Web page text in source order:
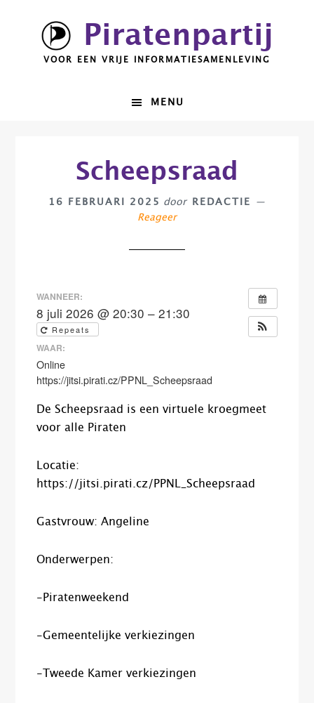
hoofdnavigatie
Piratenpartij
VOOR EEN VRIJE INFORMATIESAMENLEVING
MENU
Scheepsraad
16 FEBRUARI 2025 door
REDACTIE
Reageer
WANNEER:
8 juli 2026 @ 20:30 – 21:30
Repeats
WAAR:
Online
https://jitsi.pirati.cz/PPNL_Scheepsraad
De Scheepsraad is een virtuele kroegmeet
voor alle Piraten
Locatie:
https://jitsi.pirati.cz/PPNL_Scheepsraad
Gastvrouw: Angeline
Onderwerpen:
-Piratenweekend
-Gemeentelijke verkiezingen
-Tweede Kamer verkiezingen